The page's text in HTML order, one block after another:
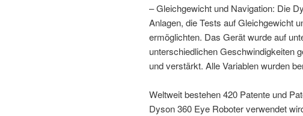
– Gleichgewicht und Navigation: Die
Anlagen, die Tests auf Gleichgewicht
ermöglichten. Das Gerät wurde auf
unterschiedlichen Geschwindigkeiten
und verstärkt. Alle Variablen wurden
Weltweit bestehen 420 Patente und
Dyson 360 Eye Roboter verwendet